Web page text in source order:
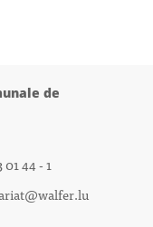
de
01 44 - 1